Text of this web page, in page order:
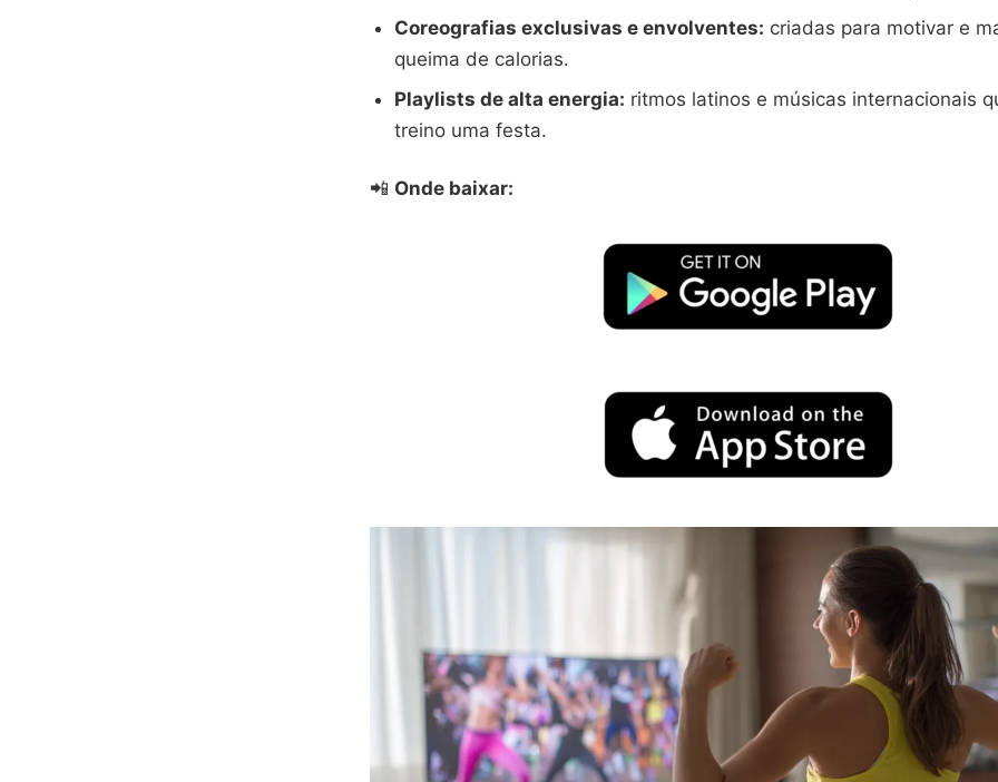
Coreografias exclusivas e envolventes: criadas para motivar e
queima de calorias.
Playlists de alta energia: ritmos latinos e músicas internacionais
treino uma festa.
📲 Onde baixar: